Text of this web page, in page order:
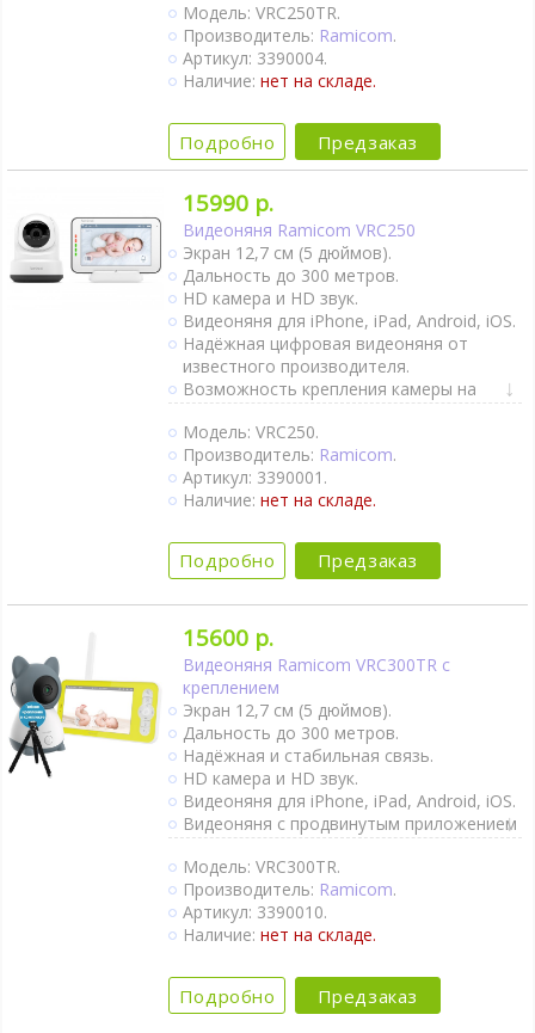
Двухсторонняя связь.
Активация при плаче (VOX).
Непрерывный мониторинг.
Сенсорный дисплей.
Оповещение об изменении
температуры.
Ночник.
Колыбельные мелодии.
Таймер кормления.
Поворот камеры удалённо.
Камеру можно подключить к вашему
пауэр банку.
Крепление на стене.
Ночное видение.
Интернет-доступ через Wi-Fi.
1 камера в комплекте.
Модель: VRC250TR.
Производитель: Ramicom.
Артикул: 3390004.
Наличие:нет на складе.
Подробно Предзаказ
15990 р.
Видеоняня Ramicom VRC250
Экран 12,7 см (5 дюймов).
Дальность до 300 метров.
HD камера и HD звук.
Видеоняня для iPhone, iPad, Android, iOS.
Надёжная цифровая видеоняня от
известного производителя.
Возможность крепления камеры на
гибком штативе.
Двухсторонняя связь.
Активация при плаче (VOX).
Непрерывный мониторинг.
Сенсорный дисплей.
Ночник.
Поворот камеры удалённо.
Модель: VRC250.
Производитель: Ramicom.
Артикул: 3390001.
Наличие:нет на складе.
Подробно Предзаказ
15600 р.
Видеоняня Ramicom VRC300TR с
креплением
Экран 12,7 см (5 дюймов).
Дальность до 300 метров.
Надёжная и стабильная связь.
HD камера и HD звук.
Видеоняня для iPhone, iPad, Android, iOS.
Видеоняня с продвинутым приложением
Крепление к кроватке/коляске в
комплекте.
Двухсторонняя связь.
Активация при плаче (VOX).
Датчик движения.
Термометр.
Модель: VRC300TR.
Производитель: Ramicom.
Артикул: 3390010.
Наличие:нет на складе.
Подробно Предзаказ